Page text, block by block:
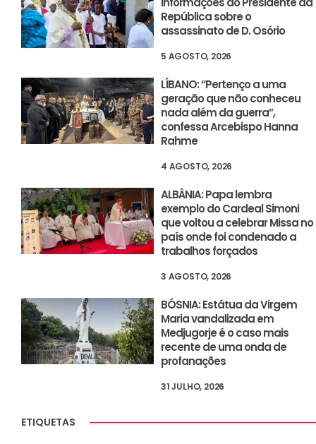
República sobre o
assassinato de D. Osório
5 AGOSTO, 2026
LÍBANO: “Pertenço a uma
geração que não conheceu
nada além da guerra”,
confessa Arcebispo Hanna
Rahme
4 AGOSTO, 2026
ALBÂNIA: Papa lembra
exemplo do Cardeal Simoni
que voltou a celebrar Missa no
país onde foi condenado a
trabalhos forçados
3 AGOSTO, 2026
BÓSNIA: Estátua da Virgem
Maria vandalizada em
Medjugorje é o caso mais
recente de uma onda de
profanações
31 JULHO, 2026
ETIQUETAS